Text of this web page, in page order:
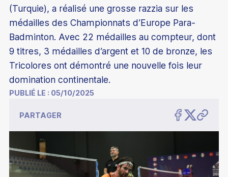
(Turquie), a réalisé une grosse razzia sur les
médailles des Championnats d’Europe Para-
Badminton. Avec 22 médailles au compteur, dont
9 titres, 3 médailles d’argent et 10 de bronze, les
Tricolores ont démontré une nouvelle fois leur
domination continentale.
PUBLIÉ LE : 05/10/2025
PARTAGER